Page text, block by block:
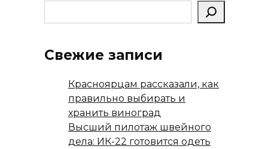
Свежие записи
Красноярцам рассказали, как
правильно выбирать и
хранить виноград
Высший пилотаж швейного
дела: ИК-22 готовится одеть